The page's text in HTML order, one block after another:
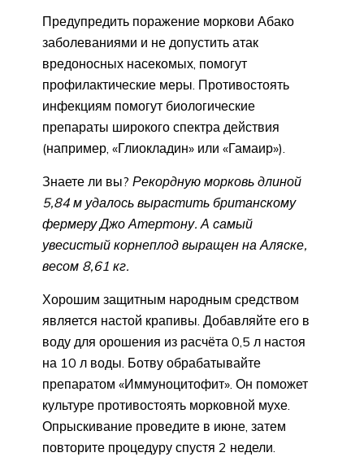
Предупредить поражение моркови Абако
заболеваниями и не допустить атак
вредоносных насекомых, помогут
профилактические меры. Противостоять
инфекциям помогут биологические
препараты широкого спектра действия
(например, «Глиокладин» или «Гамаир»).
Знаете ли вы? Рекордную морковь длиной
5,84 м удалось вырастить британскому
фермеру Джо Атертону. А самый
увесистый корнеплод выращен на Аляске,
весом 8,61 кг.
Хорошим защитным народным средством
является настой крапивы. Добавляйте его в
воду для орошения из расчёта 0,5 л настоя
на 10 л воды. Ботву обрабатывайте
препаратом «Иммуноцитофит». Он поможет
культуре противостоять морковной мухе.
Опрыскивание проведите в июне, затем
повторите процедуру спустя 2 недели.